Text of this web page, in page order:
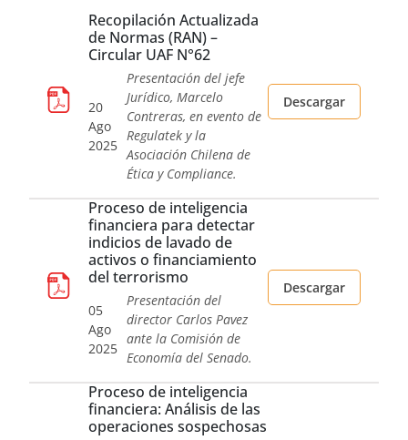
Recopilación Actualizada
de Normas (RAN) –
Circular UAF N°62
20
Ago
2025
Presentación del jefe
Jurídico, Marcelo
Contreras, en evento de
Regulatek y la
Asociación Chilena de
Ética y Compliance.
Descargar
Proceso de inteligencia
financiera para detectar
indicios de lavado de
activos o financiamiento
del terrorismo
05
Ago
2025
Presentación del
director Carlos Pavez
ante la Comisión de
Economía del Senado.
Descargar
Proceso de inteligencia
financiera: Análisis de las
operaciones sospechosas